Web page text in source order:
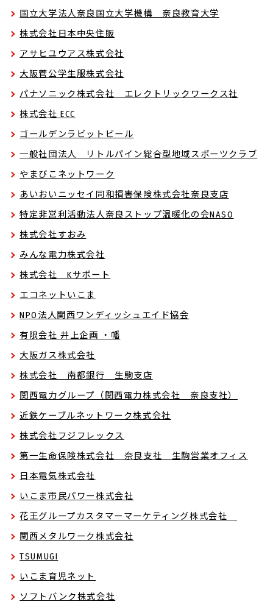
国立大学法人奈良国立大学機構 奈良教育大学
株式会社日本中央住販
アサヒユウアス株式会社
大阪菅公学生服株式会社
パナソニック株式会社 エレクトリックワークス社
株式会社 ECC
ゴールデンラビットビール
一般社団法人 リトルパイン総合型地域スポーツクラブ
やまびこネットワーク
あいおいニッセイ同和損害保険株式会社奈良支店
特定非営利活動法人奈良ストップ温暖化の会NASO
株式会社すおみ
みんな電力株式会社
株式会社 Kサポート
エコネットいこま
NPO法人関西ワンディッシュエイド協会
有限会社 井上企画 ・幡
大阪ガス株式会社
株式会社 南都銀行 生駒支店
関西電力グループ（関西電力株式会社 奈良支社）
近鉄ケーブルネットワーク株式会社
株式会社フジフレックス
第一生命保険株式会社 奈良支社 生駒営業オフィス
日本電気株式会社
いこま市民パワー株式会社
花王グループカスタマーマーケティング株式会社
関西メタルワーク株式会社
TSUMUGI
いこま育児ネット
ソフトバンク株式会社